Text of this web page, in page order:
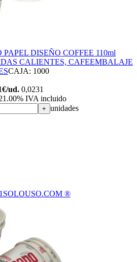
PAPEL DISEÑO COFFEE 110ml
CALIENTES, CAFEEMBALAJE
CAJA: 1000
ud. 0,0231
IVA incluido
+ unidades
1SOLOUSO.COM ®